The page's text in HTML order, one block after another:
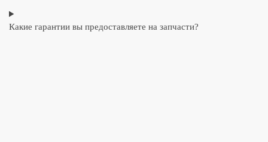
Какие гарантии вы предоставляете на запчасти?